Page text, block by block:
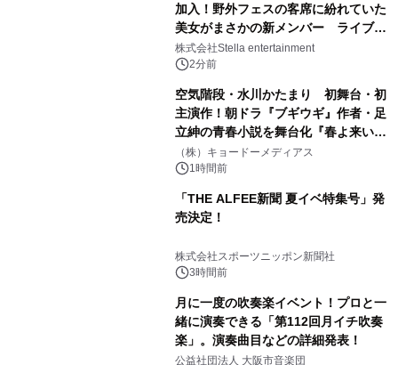
加入！野外フェスの客席に紛れていた
美女がまさかの新メンバー ライブ中
のサプライズ発表に会場騒然
株式会社Stella entertainment
2分前
空気階段・水川かたまり 初舞台・初
主演作！朝ドラ『ブギウギ』作者・足
立紳の青春小説を舞台化『春よ来い、
マジで来い』キービジュアル解禁！
（株）キョードーメディアス
1時間前
「THE ALFEE新聞 夏イベ特集号」発
売決定！
株式会社スポーツニッポン新聞社
3時間前
月に一度の吹奏楽イベント！プロと一
緒に演奏できる「第112回月イチ吹奏
楽」。演奏曲目などの詳細発表！
公益社団法人 大阪市音楽団